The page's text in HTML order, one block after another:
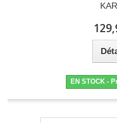
EN STOCK -